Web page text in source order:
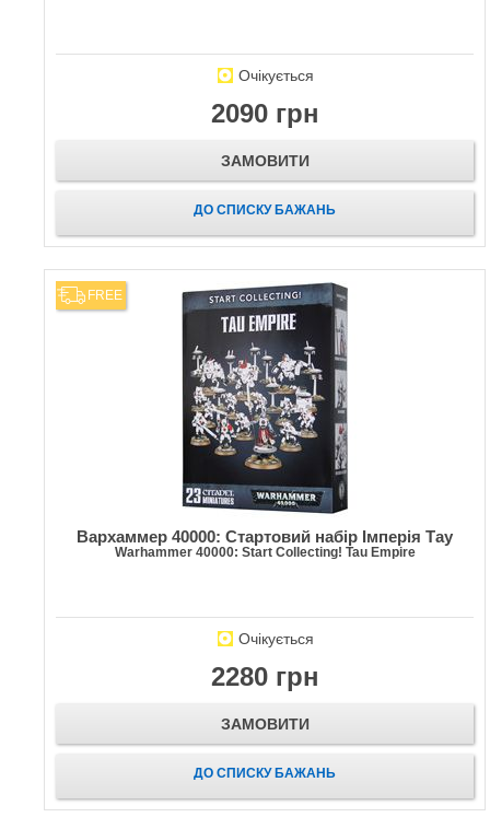
Очікується
2090 грн
ЗАМОВИТИ
ДО СПИСКУ БАЖАНЬ
FREE
Вархаммер 40000: Стартовий набір Імперія Тау
Warhammer 40000: Start Collecting! Tau Empire
Очікується
2280 грн
ЗАМОВИТИ
ДО СПИСКУ БАЖАНЬ